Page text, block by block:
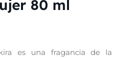
80 ml
es una fragancia de la